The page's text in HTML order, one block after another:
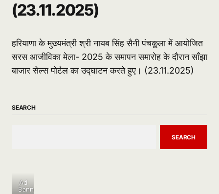
(23.11.2025)
हरियाणा के मुख्यमंत्री श्री नायब सिंह सैनी पंचकूला में आयोजित
सरस आजीविका मेला- 2025 के समापन समारोह के दौरान साँझा
बाजार सेल्स पोर्टल का उद्घाटन करते हुए। (23.11.2025)
SEARCH
SEARCH
Ad
Banner